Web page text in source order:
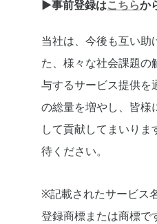
▶︎事前登録はこちらか
当社は、今後も互い助
た、様々な社会課題の
与するサービス提供を
の総量を増やし、皆様
して貢献してまいり
待ください。
※記載されたサービス
登録商標または商標で